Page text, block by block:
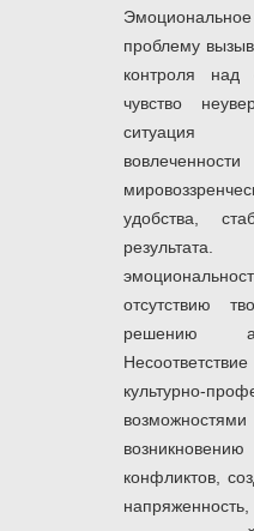
проблему
контроля над
чувство
ситуация
удобства,
отсутствию
решению
культурно-
конфликтов,